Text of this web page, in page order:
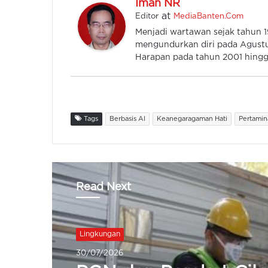
Iman NR
Editor at MediaBanten.Com
Menjadi wartawan sejak tahun
mengundurkan diri pada
Harapan pada tahun 2001
Tags Berbasis AI Keanegaragaman Hati
Read Next
Lingkungan
29/07/2026